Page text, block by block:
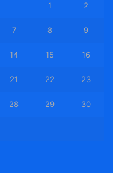
1 2
7 8 9
14 15 16
21 22 23
28 29 30